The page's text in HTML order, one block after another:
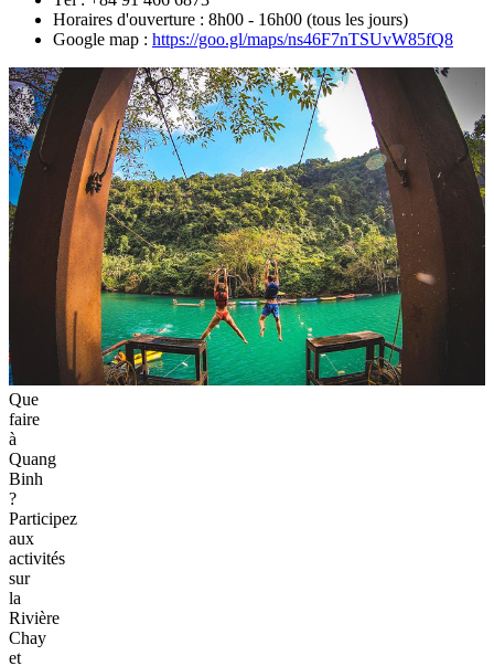
Horaires d'ouverture : 8h00 - 16h00 (tous les jours)
Google map : https://goo.gl/maps/ns46F7nTSUvW85fQ8
Que
faire
à
Quang
Binh
?
Participez
aux
activités
sur
la
Rivière
Chay
et